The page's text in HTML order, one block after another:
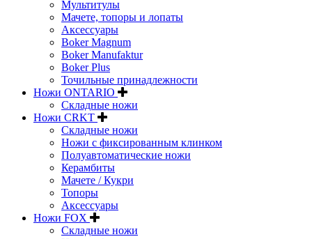
Мультитулы
Мачете, топоры и лопаты
Аксессуары
Boker Magnum
Boker Manufaktur
Boker Plus
Точильные принадлежности
Ножи ONTARIO
Складные ножи
Ножи CRKT
Складные ножи
Ножи с фиксированным клинком
Полуавтоматические ножи
Керамбиты
Мачете / Кукри
Топоры
Аксессуары
Ножи FOX
Складные ножи